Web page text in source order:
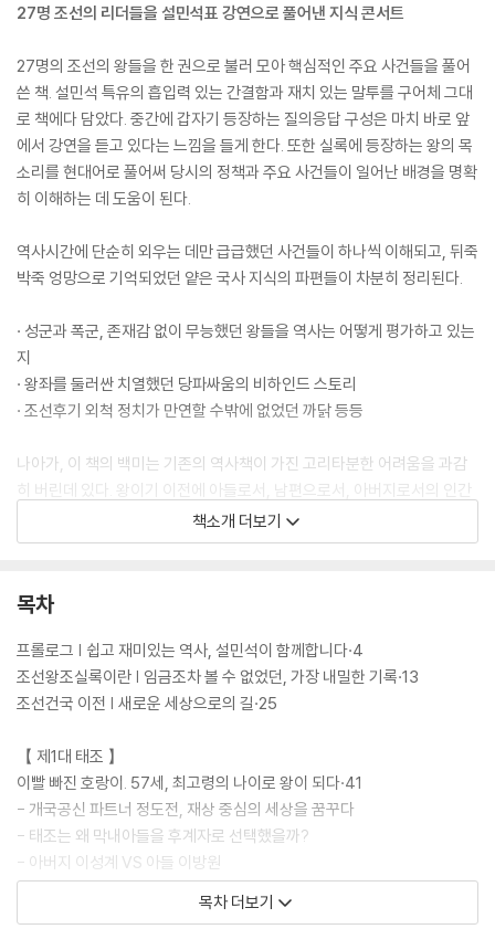
27명 조선의 리더들을 설민석표 강연으로 풀어낸 지식 콘서트
27명의 조선의 왕들을 한 권으로 불러 모아 핵심적인 주요 사건들을 풀어
쓴 책. 설민석 특유의 흡입력 있는 간결함과 재치 있는 말투를 구어체 그대
로 책에다 담았다. 중간에 갑자기 등장하는 질의응답 구성은 마치 바로 앞
에서 강연을 듣고 있다는 느낌을 들게 한다. 또한 실록에 등장하는 왕의 목
소리를 현대어로 풀어써 당시의 정책과 주요 사건들이 일어난 배경을 명확
히 이해하는 데 도움이 된다.
역사시간에 단순히 외우는 데만 급급했던 사건들이 하나씩 이해되고, 뒤죽
박죽 엉망으로 기억되었던 얕은 국사 지식의 파편들이 차분히 정리된다.
· 성군과 폭군, 존재감 없이 무능했던 왕들을 역사는 어떻게 평가하고 있는
지
· 왕좌를 둘러싼 치열했던 당파싸움의 비하인드 스토리
· 조선후기 외척 정치가 만연할 수밖에 없었던 까닭 등등
나아가, 이 책의 백미는 기존의 역사책이 가진 고리타분한 어려움을 과감
히 버린데 있다. 왕이기 이전에 아들로서, 남편으로서, 아버지로서의 인간
적인 삶이 낱낱이 드러난 모습들은 교과서에서는 결코 찾아볼 수 없는 남
다른 재미를 선사한다.
책소개 더보기
목차
프롤로그 | 쉽고 재미있는 역사, 설민석이 함께합니다·4
조선왕조실록이란 | 임금조차 볼 수 없었던, 가장 내밀한 기록·13
조선건국 이전 | 새로운 세상으로의 길·25
【 제1대 태조 】
이빨 빠진 호랑이. 57세, 최고령의 나이로 왕이 되다·41
- 개국공신 파트너 정도전, 재상 중심의 세상을 꿈꾸다
- 태조는 왜 막내아들을 후계자로 선택했을까?
- 아버지 이성계 VS 아들 이방원
목차 더보기